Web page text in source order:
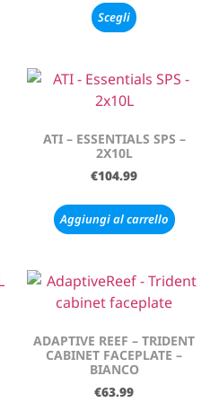
Scegli
ATI – ESSENTIALS SPS –
2X10L
€104.99
Aggiungi al carrello
ADAPTIVE REEF – TRIDENT
CABINET FACEPLATE –
BIANCO
€63.99